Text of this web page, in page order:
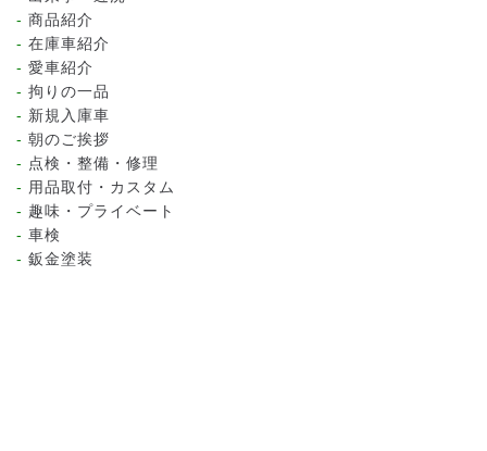
商品紹介
在庫車紹介
愛車紹介
拘りの一品
新規入庫車
朝のご挨拶
点検・整備・修理
用品取付・カスタム
趣味・プライベート
車検
鈑金塗装